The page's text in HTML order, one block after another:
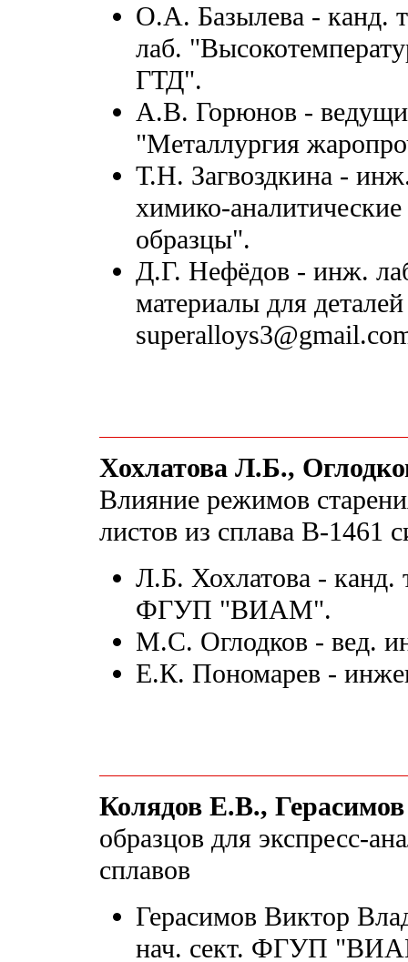
О.А. Базылева - канд.
лаб.
ГТД".
А.В. Горюнов -
"Металлургия
Т.Н. Загвоздкина -
химико-
образцы".
Д.Г. Нефёдов - инж.
материалы для
Хохлатова Л.Б.,
Влияние режимов
листов из сплава В-
Л.Б. Хохлатова - канд.
ФГУП "ВИАМ".
М.С. Оглодков - вед.
Е.К. Пономарев -
Колядов Е.В.,
образцов для экспресс-
сплавов
Герасимов Виктор
нач. сект. ФГУП